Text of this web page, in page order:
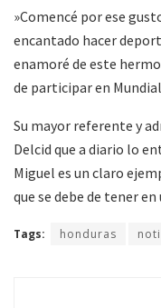
»Comencé por ese
encantado hacer
enamoré de este
de participar en
Su mayor referente y
Delcid que a diario lo
Miguel es un claro
que se debe de tener
Tags: honduras